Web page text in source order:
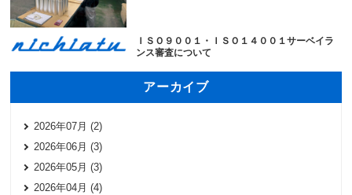
ＩＳＯ９００１・ＩＳＯ１４００１サーベイラ
ンス審査について
アーカイブ
2026年07月 (2)
2026年06月 (3)
2026年05月 (3)
2026年04月 (4)